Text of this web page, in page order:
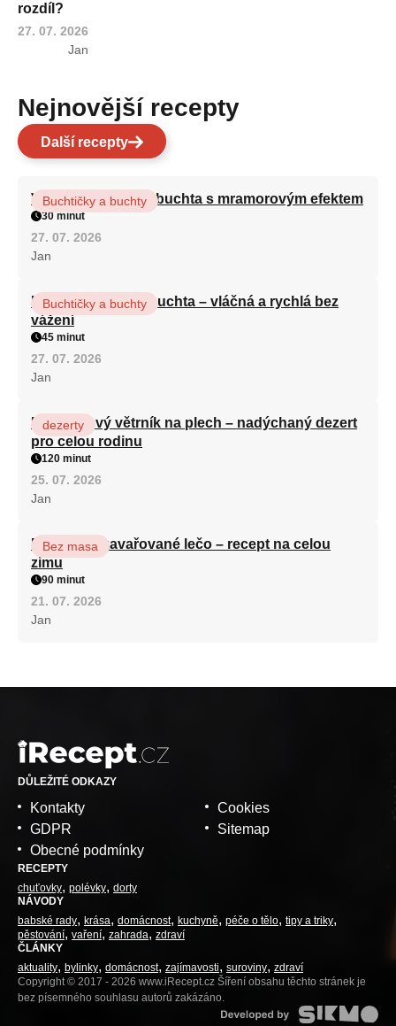
rozdíl?
27. 07. 2026
Jan
Nejnovější recepty
Další recepty
Vláčná olejová litá buchta s mramorovým efektem
Buchtičky a buchty
30 minut
27. 07. 2026
Jan
Hrnková maková buchta – vláčná a rychlá bez
vážení
Buchtičky a buchty
45 minut
27. 07. 2026
Jan
Karamelový větrník na plech – nadýchaný dezert
pro celou rodinu
dezerty
120 minut
25. 07. 2026
Jan
Babiččino zavařované lečo – recept na celou
zimu
Bez masa
90 minut
21. 07. 2026
Jan
DŮLEŽITÉ ODKAZY
Kontakty
GDPR
Obecné podmínky
Cookies
Sitemap
RECEPTY
chuťovky polévky dorty
NÁVODY
babské rady
krása domácnost kuchyně péče o tělo tipy a triky
pěstování vaření zahrada zdraví
ČLÁNKY
aktuality
bylinky domácnost zajímavosti suroviny zdraví
Copyright © 2017 - 2026 www.iRecept.cz Šíření obsahu těchto stránek je
bez písemného souhlasu autorů zakázáno.